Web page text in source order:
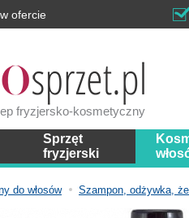
ofercie
fryzjersko-kosmetyczny
Sprzęt
fryzjerski
do włosów Szampon, odżywka,